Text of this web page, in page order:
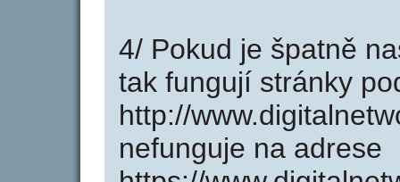
4/ Pokud je špatně
tak fungují stránky
http://
nefunguje na adrese